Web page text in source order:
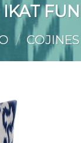
IKAT
/